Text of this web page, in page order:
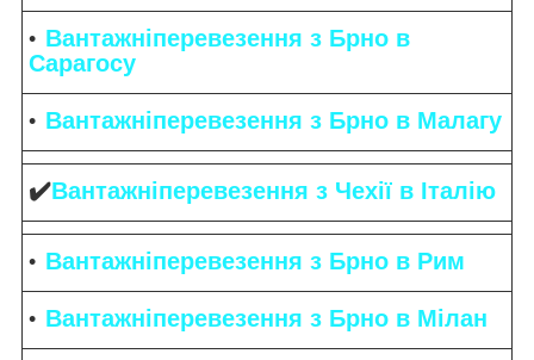
Вантажніперевезення з Брно в
Сарагосу
Вантажніперевезення з Брно в Малагу
✔️Вантажніперевезення з Чехії в Італію
Вантажніперевезення з Брно в Рим
Вантажніперевезення з Брно в Мілан